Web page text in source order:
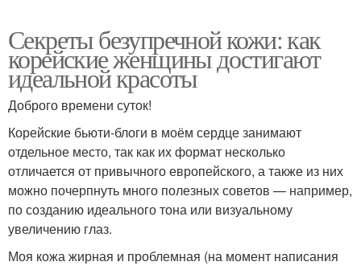
Секреты безупречной кожи: как
корейские женщины достигают
идеальной красоты
Доброго времени суток!
Корейские бьюти-блоги в моём сердце занимают
отдельное место, так как их формат несколько
отличается от привычного европейского, а также из них
можно почерпнуть много полезных советов — например,
по созданию идеального тона или визуальному
увеличению глаз.
Моя кожа жирная и проблемная (на момент написания